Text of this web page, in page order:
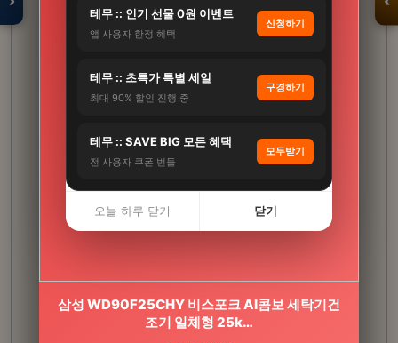
테무 :: 인기 선물 0원 이벤트
앱 사용자 한정 혜택
신청하기
테무 :: 초특가 특별 세일
최대 90% 할인 진행 중
구경하기
테무 :: SAVE BIG 모든 혜택
전 사용자 쿠폰 번들
모두받기
오늘 하루 닫기 닫기
관절스타 보스웰리아 세라트린 비타민D 관절 무
릎 연골 뼈 건강기능식품…
삼성 WD90F25CHY 비스포크 AI콤보 세탁기건
조기 일체형 25k…